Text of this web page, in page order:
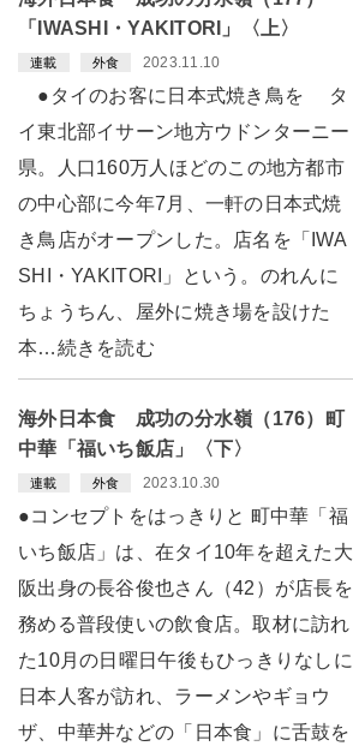
「IWASHI・YAKITORI」〈上〉
連載 外食 2023.11.10
●タイのお客に日本式焼き鳥を タ
イ東北部イサーン地方ウドンターニー
県。人口160万人ほどのこの地方都市
の中心部に今年7月、一軒の日本式焼
き鳥店がオープンした。店名を「IWA
SHI・YAKITORI」という。のれんに
ちょうちん、屋外に焼き場を設けた
本…続きを読む
海外日本食 成功の分水嶺（176）町
中華「福いち飯店」〈下〉
連載 外食 2023.10.30
●コンセプトをはっきりと 町中華「福
いち飯店」は、在タイ10年を超えた大
阪出身の長谷俊也さん（42）が店長を
務める普段使いの飲食店。取材に訪れ
た10月の日曜日午後もひっきりなしに
日本人客が訪れ、ラーメンやギョウ
ザ、中華丼などの「日本食」に舌鼓を